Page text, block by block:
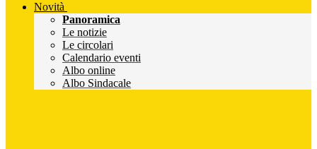
Novità
Panoramica
Le notizie
Le circolari
Calendario eventi
Albo online
Albo Sindacale